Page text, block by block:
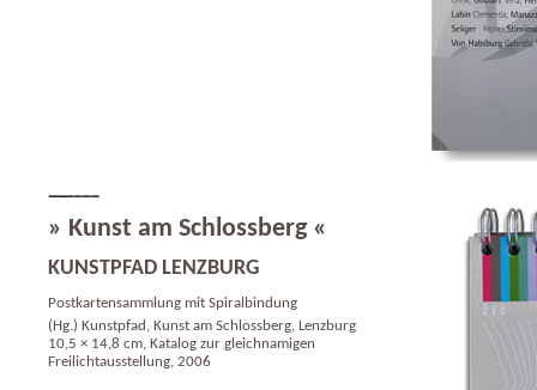
» Kunst am Schlossberg «
KUNSTPFAD LENZBURG
Postkartensammlung mit Spiralbindung
(Hg.) Kunstpfad, Kunst am Schlossberg, Lenzburg
10,5 × 14,8 cm, Katalog zur gleichnamigen
Freilichtausstellung, 2006